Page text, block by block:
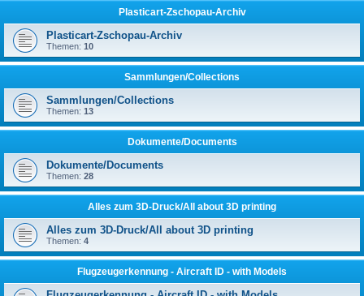
Plasticart-Zschopau-Archiv
Plasticart-Zschopau-Archiv
Themen: 10
Sammlungen/Collections
Sammlungen/Collections
Themen: 13
Dokumente/Documents
Dokumente/Documents
Themen: 28
Alles zum 3D-Druck/All about 3D printing
Alles zum 3D-Druck/All about 3D printing
Themen: 4
Flugzeugerkennung - Aircraft ID - with Models